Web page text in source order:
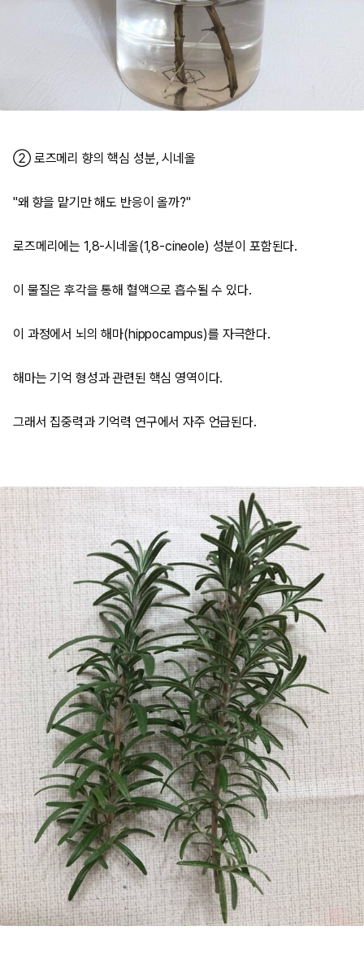
② 로즈메리 향의 핵심 성분, 시네올
"왜 향을 맡기만 해도 반응이 올까?"
로즈메리에는 1,8-시네올(1,8-cineole) 성분이 포함된다.
이 물질은 후각을 통해 혈액으로 흡수될 수 있다.
이 과정에서 뇌의 해마(hippocampus)를 자극한다.
해마는 기억 형성과 관련된 핵심 영역이다.
그래서 집중력과 기억력 연구에서 자주 언급된다.